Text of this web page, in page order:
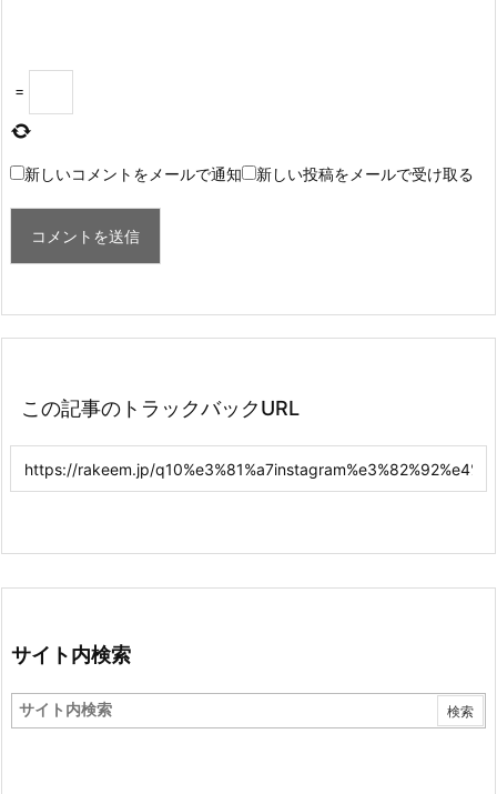
=
新しいコメントをメールで通知 新しい投稿をメールで受け取る
この記事のトラックバックURL
サイト内検索